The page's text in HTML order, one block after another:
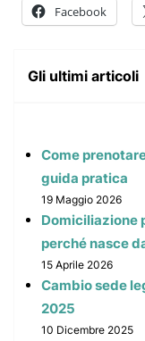
Facebook
Gli ultimi articoli
Come
guida pratica
19 Maggio 2026
Domiciliazione
perché nasce
15 Aprile 2026
Cambio sede
2025
10 Dicembre 2025